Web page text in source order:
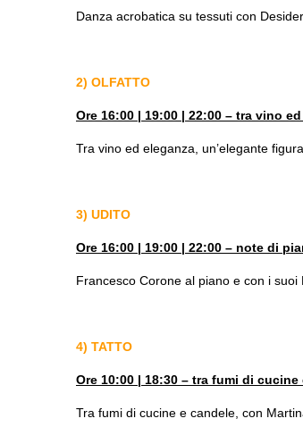
Danza acrobatica su tessuti con
2) OLFATTO
Ore 16:00 | 19:00 | 22:00 – tra vino
Tra vino ed eleganza, un’elegante
3) UDITO
Ore 16:00 | 19:00 | 22:00 – note di
Francesco Corone al piano e con i
4) TATTO
Ore 10:00 | 18:30 – tra fumi di
Tra fumi di cucine e candele, con